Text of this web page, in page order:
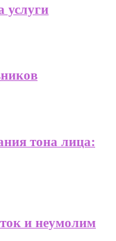
услуги
тона лица:
и неумолим